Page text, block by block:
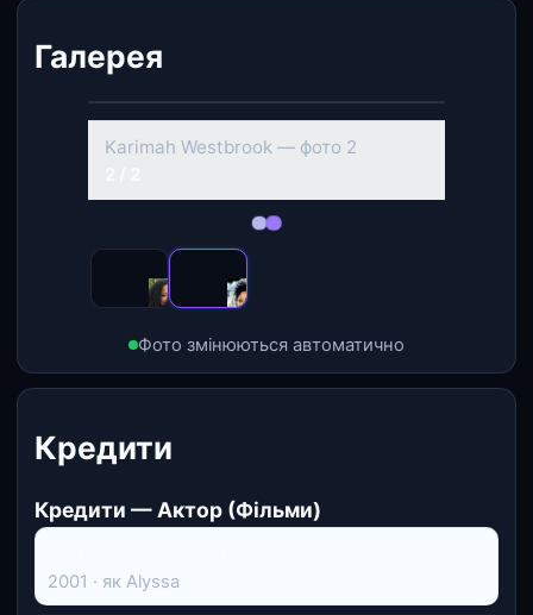
Галерея
‹ ›
Karimah Westbrook — фото 2
Фото змінюються автоматично
Кредити
Кредити — Актор (Фільми)
2001 · як Alyssa